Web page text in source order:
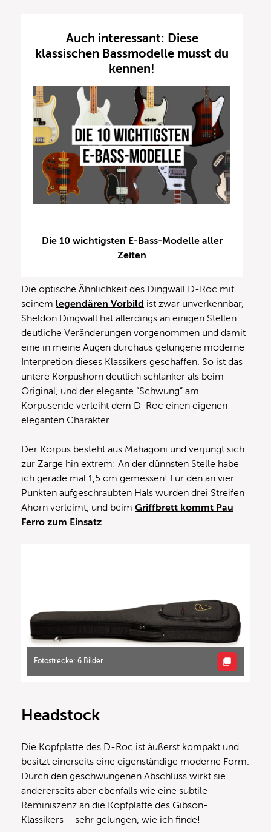
Auch interessant: Diese
klassischen Bassmodelle musst du
kennen!
Die 10 wichtigsten E-Bass-Modelle aller
Zeiten
Die optische Ähnlichkeit des Dingwall D-Roc mit
seinem legendären Vorbild ist zwar unverkennbar,
Sheldon Dingwall hat allerdings an einigen Stellen
deutliche Veränderungen vorgenommen und damit
eine in meine Augen durchaus gelungene moderne
Interpretion dieses Klassikers geschaffen. So ist das
untere Korpushorn deutlich schlanker als beim
Original, und der elegante “Schwung” am
Korpusende verleiht dem D-Roc einen eigenen
eleganten Charakter.
Der Korpus besteht aus Mahagoni und verjüngt sich
zur Zarge hin extrem: An der dünnsten Stelle habe
ich gerade mal 1,5 cm gemessen! Für den an vier
Punkten aufgeschraubten Hals wurden drei Streifen
Ahorn verleimt, und beim Griffbrett kommt Pau
Ferro zum Einsatz.
Fotostrecke: 6 Bilder
Headstock
Die Kopfplatte des D-Roc ist äußerst kompakt und
besitzt einerseits eine eigenständige moderne Form.
Durch den geschwungenen Abschluss wirkt sie
andererseits aber ebenfalls wie eine subtile
Reminiszenz an die Kopfplatte des Gibson-
Klassikers – sehr gelungen, wie ich finde!